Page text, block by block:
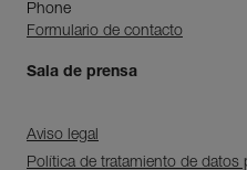
Phone
Formulario de contacto
Sala de prensa
Aviso legal
Política de tratamiento de